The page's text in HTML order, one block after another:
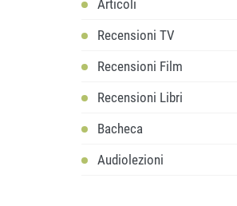
Articoli
Recensioni TV
Recensioni Film
Recensioni Libri
Bacheca
Audiolezioni